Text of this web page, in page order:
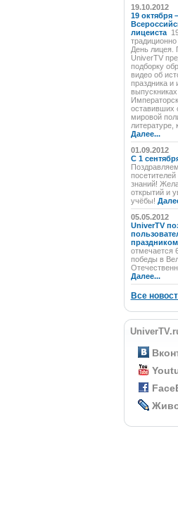
19.10.2012
19 октября –
лицеиста
День лицея.
UniverTV
подборку
видео об
праздника и
выпускниках
оставивших
мировой
литературе,
Далее...
01.09.2012
C 1
знаний!
открытий и
учёбы!
05.05.2012
UniverTV
отмечается
победы в
Далее...
Все